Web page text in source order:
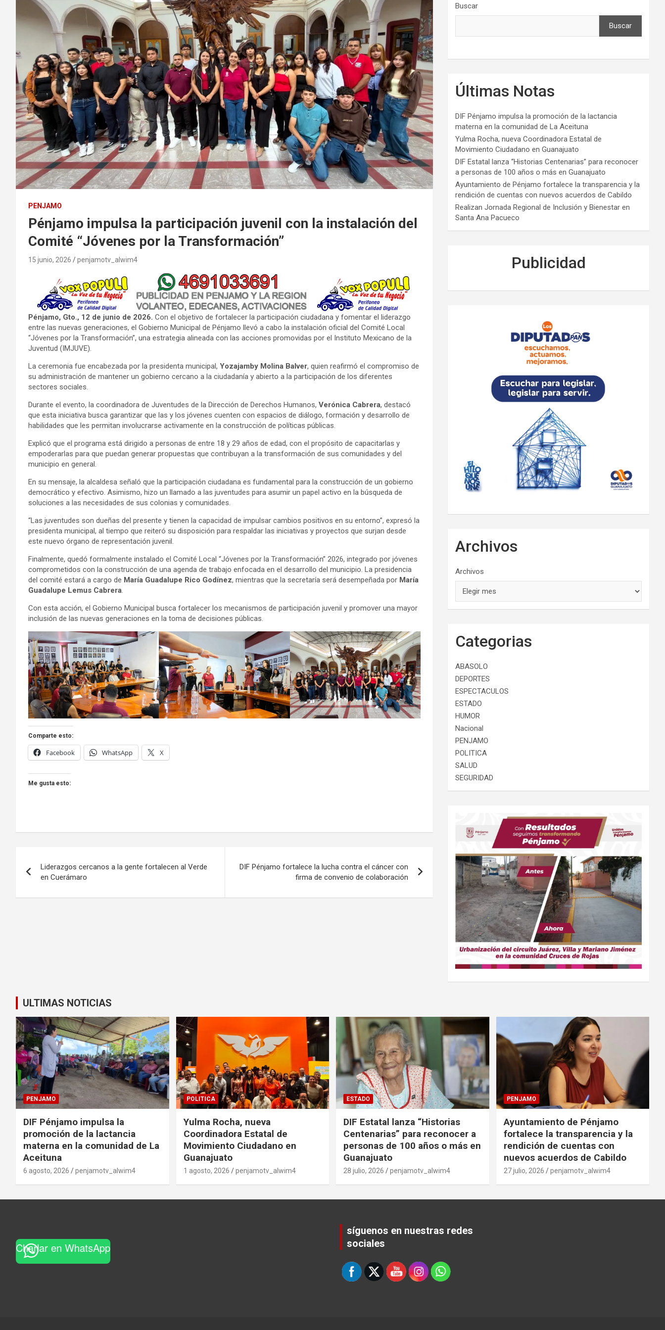
PENJAMO
Pénjamo impulsa la participación juvenil con la instalación del
Comité “Jóvenes por la Transformación”
15 junio, 2026 penjamotv_alwim4
Pénjamo, Gto., 12 de junio de 2026. Con el objetivo de fortalecer la participación ciudadana y fomentar el liderazgo
entre las nuevas generaciones, el Gobierno Municipal de Pénjamo llevó a cabo la instalación oficial del Comité Local
“Jóvenes por la Transformación”, una estrategia alineada con las acciones promovidas por el Instituto Mexicano de la
Juventud (IMJUVE).
La ceremonia fue encabezada por la presidenta municipal, Yozajamby Molina Balver, quien reafirmó el compromiso de
su administración de mantener un gobierno cercano a la ciudadanía y abierto a la participación de los diferentes
sectores sociales.
Durante el evento, la coordinadora de Juventudes de la Dirección de Derechos Humanos, Verónica Cabrera, destacó
que esta iniciativa busca garantizar que las y los jóvenes cuenten con espacios de diálogo, formación y desarrollo de
habilidades que les permitan involucrarse activamente en la construcción de políticas públicas.
Explicó que el programa está dirigido a personas de entre 18 y 29 años de edad, con el propósito de capacitarlas y
empoderarlas para que puedan generar propuestas que contribuyan a la transformación de sus comunidades y del
municipio en general.
En su mensaje, la alcaldesa señaló que la participación ciudadana es fundamental para la construcción de un gobierno
democrático y efectivo. Asimismo, hizo un llamado a las juventudes para asumir un papel activo en la búsqueda de
soluciones a las necesidades de sus colonias y comunidades.
“Las juventudes son dueñas del presente y tienen la capacidad de impulsar cambios positivos en su entorno”, expresó la
presidenta municipal, al tiempo que reiteró su disposición para respaldar las iniciativas y proyectos que surjan desde
este nuevo órgano de representación juvenil.
Finalmente, quedó formalmente instalado el Comité Local “Jóvenes por la Transformación” 2026, integrado por jóvenes
comprometidos con la construcción de una agenda de trabajo enfocada en el desarrollo del municipio. La presidencia
del comité estará a cargo de María Guadalupe Rico Godínez, mientras que la secretaría será desempeñada por María
Guadalupe Lemus Cabrera.
Con esta acción, el Gobierno Municipal busca fortalecer los mecanismos de participación juvenil y promover una mayor
inclusión de las nuevas generaciones en la toma de decisiones públicas.
Comparte esto:
Facebook WhatsApp X
Me gusta esto:
de
entradas
Liderazgos cercanos a la gente fortalecen al Verde
en Cuerámaro
DIF Pénjamo fortalece la lucha contra el cáncer con
firma de convenio de colaboración
Buscar
Buscar
Últimas Notas
DIF Pénjamo impulsa la promoción de la lactancia
materna en la comunidad de La Aceituna
Yulma Rocha, nueva Coordinadora Estatal de
Movimiento Ciudadano en Guanajuato
DIF Estatal lanza “Historias Centenarias” para reconocer
a personas de 100 años o más en Guanajuato
Ayuntamiento de Pénjamo fortalece la transparencia y la
rendición de cuentas con nuevos acuerdos de Cabildo
Realizan Jornada Regional de Inclusión y Bienestar en
Santa Ana Pacueco
Publicidad
Archivos
Archivos
Categorias
ABASOLO
DEPORTES
ESPECTACULOS
ESTADO
HUMOR
Nacional
PENJAMO
POLITICA
SALUD
SEGURIDAD
ULTIMAS NOTICIAS
PENJAMO
DIF Pénjamo impulsa la
promoción de la lactancia
materna en la comunidad de La
Aceituna
6 agosto, 2026 penjamotv_alwim4
POLITICA
Yulma Rocha, nueva
Coordinadora Estatal de
Movimiento Ciudadano en
Guanajuato
1 agosto, 2026 penjamotv_alwim4
ESTADO
DIF Estatal lanza “Historias
Centenarias” para reconocer a
personas de 100 años o más en
Guanajuato
28 julio, 2026 penjamotv_alwim4
PENJAMO
Ayuntamiento de Pénjamo
fortalece la transparencia y la
rendición de cuentas con
nuevos acuerdos de Cabildo
27 julio, 2026 penjamotv_alwim4
Charlar en WhatsApp
síguenos en nuestras redes
socialesSet Youtube Channel ID